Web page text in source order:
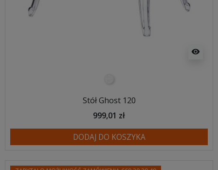
visibility
Stół Ghost 120
999,01 zł
DODAJ DO KOSZYKA